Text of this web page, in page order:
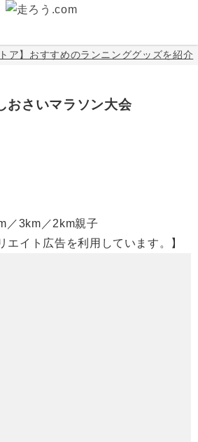
ア】おすすめのランニンググッズを紹介
おさいマラソン大会
／3km／2km親子
エイト広告を利用しています。】